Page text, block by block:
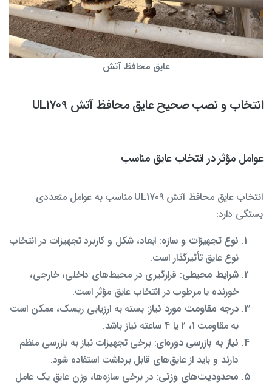
عایق محافظ آتش
انتخاب و نصب صحیح عایق محافظ آتش UL1709
عوامل مؤثر در انتخاب عایق مناسب
انتخاب عایق محافظ آتش UL1709 مناسب به عوامل متعددی
بستگی دارد:
نوع تجهیزات و سازه: ابعاد، شکل و کاربرد تجهیزات در انتخاب
نوع عایق تأثیرگذار است.
شرایط محیطی: قرارگیری در محیط‌های داخلی، خارجی،
خورنده یا مرطوب در انتخاب عایق مؤثر است.
درجه مقاومت مورد نیاز: بسته به ارزیابی ریسک، ممکن است
به مقاومت 1، 2 یا 4 ساعته نیاز باشد.
نیاز به بازرسی دوره‌ای: برخی تجهیزات نیاز به بازرسی منظم
دارند و باید از عایق‌های قابل برداشت استفاده شود.
محدودیت‌های وزنی: در برخی سازه‌ها، وزن عایق یک عامل